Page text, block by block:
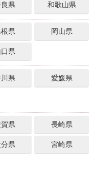
県 和歌山県
県 岡山県
県
県 愛媛県
県 長崎県
県 宮崎県